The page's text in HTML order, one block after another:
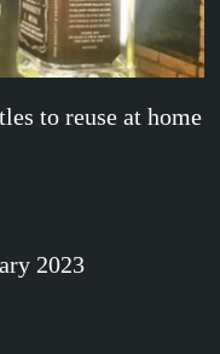
to reuse at home
2023